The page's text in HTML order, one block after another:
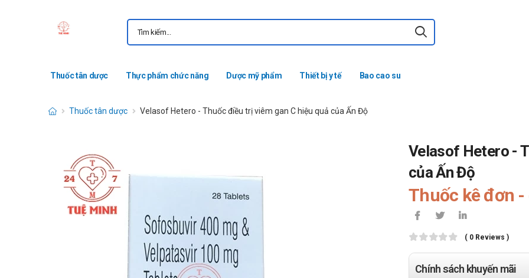
Thuốc tân dược Thực phẩm chức năng Dược mỹ phẩm Thiết bị y tế Bao cao su
Thuốc tân dược Velasof Hetero - Thuốc điều trị viêm gan C hiệu quả của Ấn Độ
Velasof Hetero -
của Ấn Độ
Thuốc kê đơn -
( 0 Reviews )
Chính sách khuyến mãi